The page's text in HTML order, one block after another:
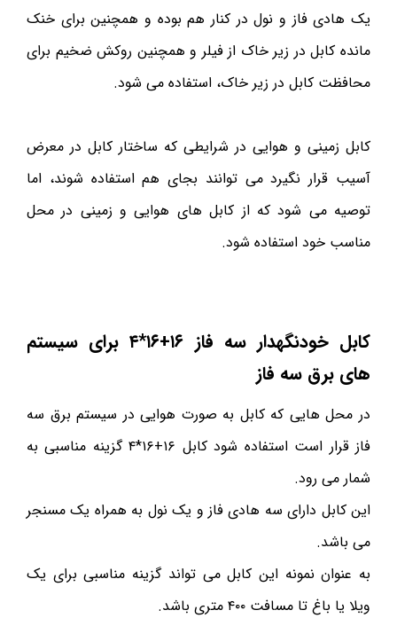
یک هادی فاز و نول در کنار هم بوده و همچنین برای خنک
مانده کابل در زیر خاک از فیلر و همچنین روکش ضخیم برای
محافظت کابل در زیر خاک، استفاده می شود.
کابل زمینی و هوایی در شرایطی که ساختار کابل در معرض
آسیب قرار نگیرد می توانند بجای هم استفاده شوند، اما
توصیه می شود که از کابل های هوایی و زمینی در محل
مناسب خود استفاده شود.
کابل خودنگهدار سه فاز ۱۶+۱۶*۴ برای سیستم
های برق سه فاز
در محل هایی که کابل به صورت هوایی در سیستم برق سه
فاز قرار است استفاده شود کابل ۱۶+۱۶*۴ گزینه مناسبی به
شمار می رود.
این کابل دارای سه هادی فاز و یک نول به همراه یک مسنجر
می باشد.
به عنوان نمونه این کابل می تواند گزینه مناسبی برای یک
ویلا یا باغ تا مسافت ۴۰۰ متری باشد.